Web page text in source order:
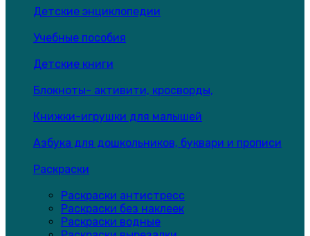
Детские энциклопедии
Учебные пособия
Детские книги
Блокноты- активити, кросворды,
Книжки-игрушки для малышей
Азбука для дошкольников, буквари и прописи
Раскраски
Раскраски антистресс
Раскраски без наклеек
Раскраски водные